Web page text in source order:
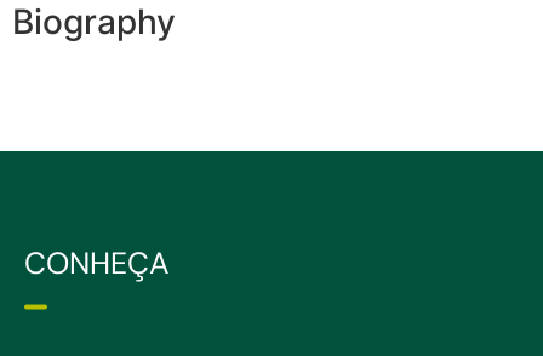
Biography
CONHEÇA